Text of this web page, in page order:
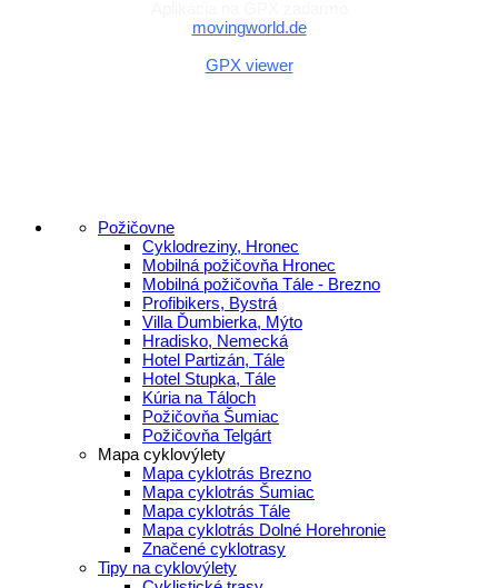
movingworld.de
GPX viewer
Požičovne
Cyklodreziny, Hronec
Mobilná požičovňa Hronec
Mobilná požičovňa Tále - Brezno
Profibikers, Bystrá
Villa Ďumbierka, Mýto
Hradisko, Nemecká
Hotel Partizán, Tále
Hotel Stupka, Tále
Kúria na Táloch
Požičovňa Šumiac
Požičovňa Telgárt
Mapa cyklovýlety
Mapa cyklotrás Brezno
Mapa cyklotrás Šumiac
Mapa cyklotrás Tále
Mapa cyklotrás Dolné Horehronie
Značené cyklotrasy
Tipy na cyklovýlety